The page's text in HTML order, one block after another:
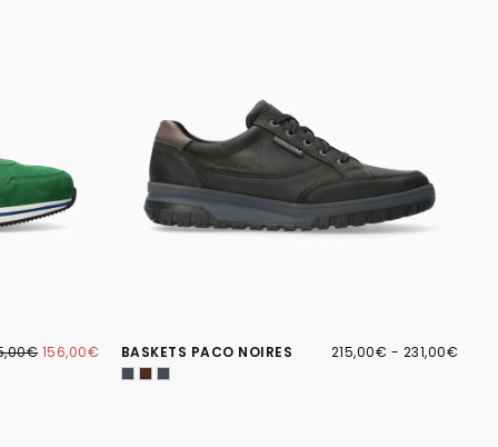
PRIX
156,00€ BASKETS PACO NOIRES 215,00€
PRIX
215,00€ - PRIX
231,00€